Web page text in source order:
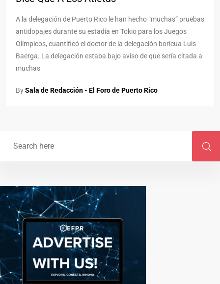
A la delegación de Puerto Rico le han hecho “muchas” pruebas
antidopajes durante su estadía en Tokio para los Juegos
Olímpicos, cuantificó el doctor de la delegación boricua Luis
Baerga. La delegación estaba bajo aviso de que sería citada a
muchas
BySala de Redacción - El Foro de Puerto Rico